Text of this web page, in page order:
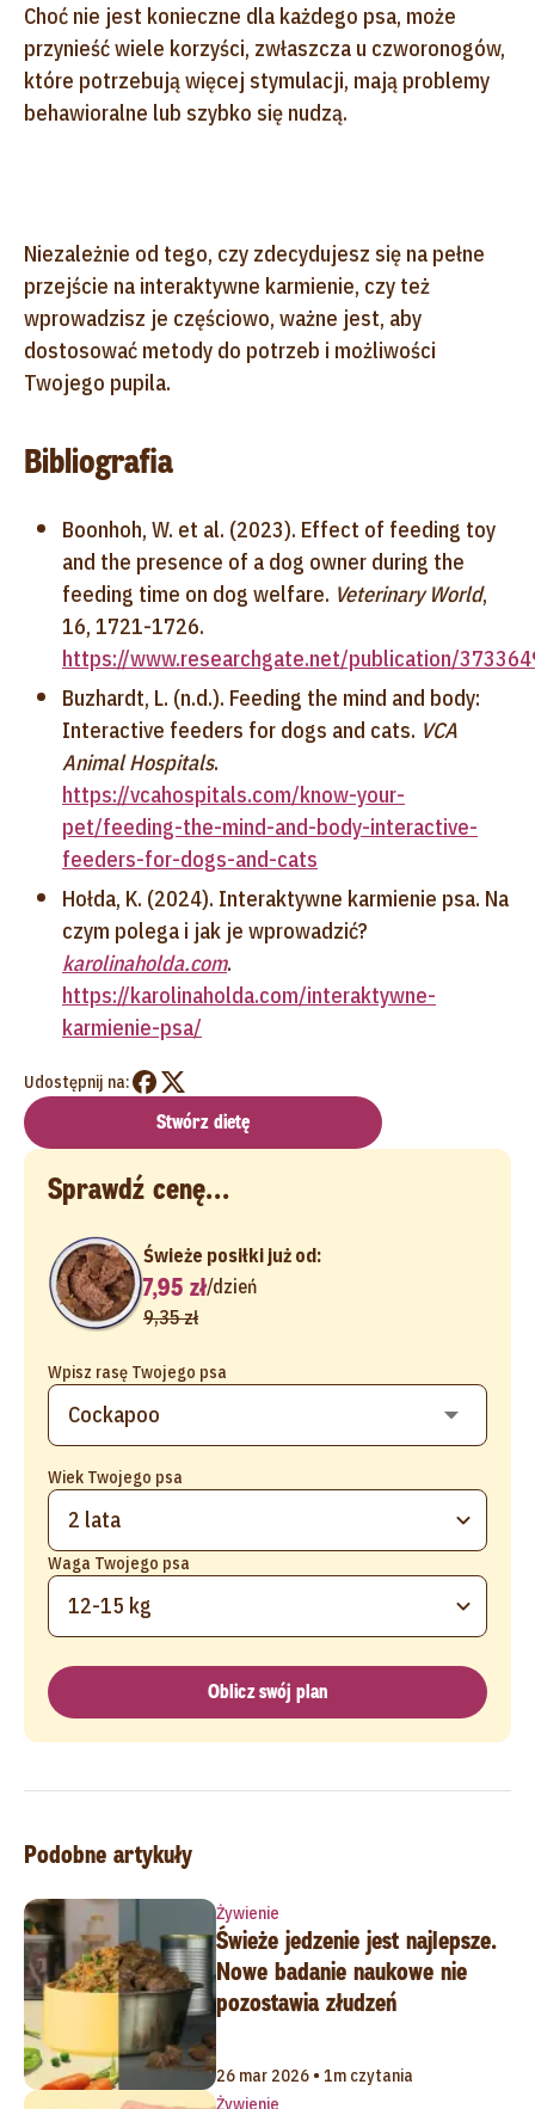
Choć nie jest konieczne dla każdego psa, może
przynieść wiele korzyści, zwłaszcza u czworonogów,
które potrzebują więcej stymulacji, mają problemy
behawioralne lub szybko się nudzą.
Niezależnie od tego, czy zdecydujesz się na pełne
przejście na interaktywne karmienie, czy też
wprowadzisz je częściowo, ważne jest, aby
dostosować metody do potrzeb i możliwości
Twojego pupila.
Bibliografia
Boonhoh, W. et al. (2023). Effect of feeding toy
and the presence of a dog owner during the
feeding time on dog welfare. Veterinary World,
16, 1721-1726.
https://www.researchgate.net/publication/
Buzhardt, L. (n.d.). Feeding the mind and body:
Interactive feeders for dogs and cats. VCA
Animal Hospitals.
https://vcahospitals.com/know-your-
pet/feeding-the-mind-and-body-interactive-
feeders-for-dogs-and-cats
Hołda, K. (2024). Interaktywne karmienie psa. Na
czym polega i jak je wprowadzić?
karolinaholda.com.
https://karolinaholda.com/interaktywne-
karmienie-psa/
Udostępnij na:
Stwórz dietę
Sprawdź cenę...
Wpisz rasę Twojego psa
Wiek Twojego psa
2 lata
Waga Twojego psa
12-15 kg
Świeże posiłki już od:
7,95 zł/dzień
9,35 zł
Oblicz swój plan
Podobne artykuły
Żywienie
Świeże jedzenie jest najlepsze.
Nowe badanie naukowe nie
pozostawia złudzeń
26 mar 2026 • 1m czytania
Żywienie